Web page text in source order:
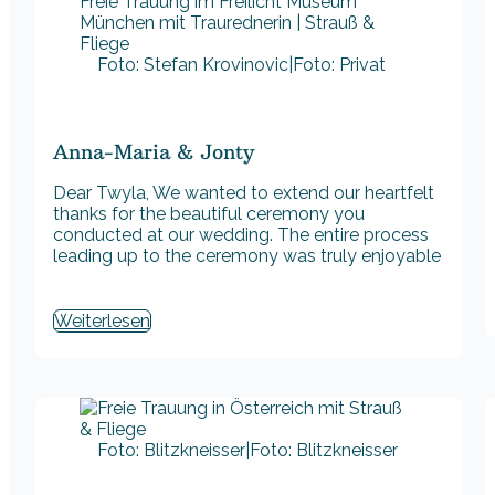
Foto: Stefan Krovinovic|Foto: Privat
Anna-Maria & Jonty
Dear Twyla, We wanted to extend our heartfelt
thanks for the beautiful ceremony you
conducted at our wedding. The entire process
leading up to the ceremony was truly enjoyable
Weiterlesen
Foto: Blitzkneisser|Foto: Blitzkneisser